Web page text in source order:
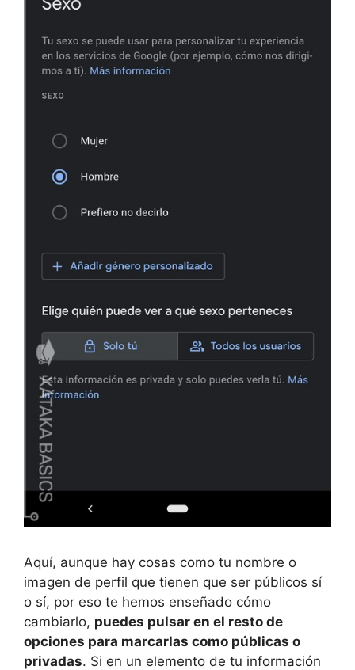
Aquí, aunque hay cosas como tu nombre o
imagen de perfil que tienen que ser públicos sí
o sí, por eso te hemos enseñado cómo
cambiarlo, puedes pulsar en el resto de
opciones para marcarlas como públicas o
privadas. Si en un elemento de tu información